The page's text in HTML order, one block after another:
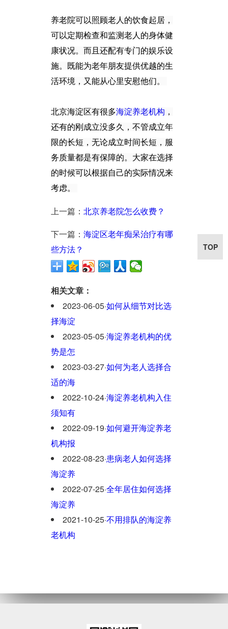
养老院可以照顾老人的饮食起居，
可以定期检查和监测老人的身体健
康状况。而且还配有专门的娱乐设
施。
既能为老年朋友提供优越的生
活环境，又能从心里安慰他们。
北京海淀区有很多海淀养老机构 ，
还有的刚成立没多久，不管成立年
限的长短，无论成立时间长短，服
务质量都是有保障的。大家在选择
的时候可以根据自己的实际情况来
考虑。
上一篇： 北京养老院怎么收费？
下一篇： 海淀区老年痴呆治疗有哪
些方法？
相关文章：
2023-06-05·如何从细节对比选
择海淀
2023-05-05·海淀养老机构的优
势是怎
2023-03-27·如何为老人选择合
适的海
2022-10-24·海淀养老机构入住
须知有
2022-09-19·如何避开海淀养老
机构报
2022-08-23·患病老人如何选择
海淀养
2022-07-25·全年居住如何选择
海淀养
2021-10-25·不用排队的海淀养
老机构
TOP